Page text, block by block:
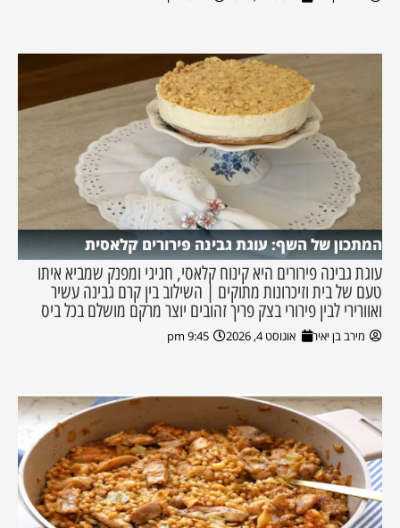
המתכון של השף: עוגת גבינה פירורים קלאסית
עוגת גבינה פירורים היא קינוח קלאסי, חגיגי ומפנק שמביא איתו
טעם של בית וזיכרונות מתוקים | השילוב בין קרם גבינה עשיר
ואוורירי לבין פירורי בצק פריך זהובים יוצר מרקם מושלם בכל ביס
מירב בן יאיר אוגוסט 4, 2026 9:45 pm